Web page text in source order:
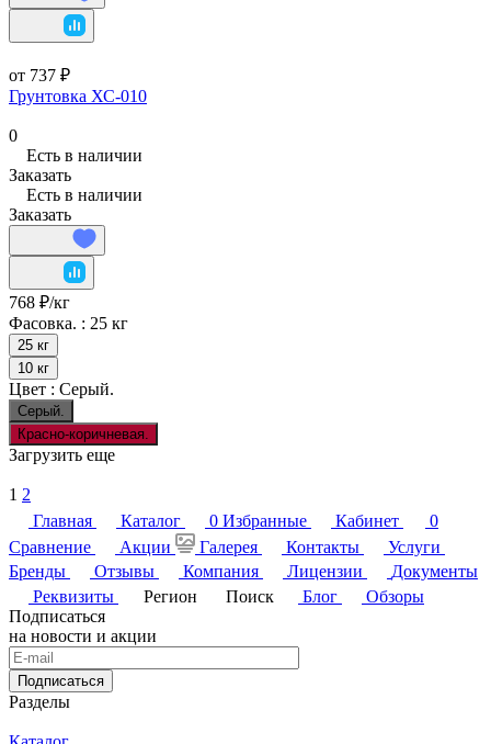
от 737 ₽
Грунтовка ХС-010
0
Есть в наличии
Заказать
Есть в наличии
Заказать
768 ₽/кг
Фасовка. : 25 кг
25 кг
10 кг
Цвет : Серый.
Серый.
Красно-коричневая.
Загрузить еще
1 2
Главная
Каталог 0 Избранные Кабинет
0
Сравнение
Акции Галерея Контакты
Услуги
Бренды
Отзывы Компания Лицензии
Документы
Реквизиты
Регион Поиск Блог
Обзоры
Подписаться
на новости и акции
Подписаться
Разделы